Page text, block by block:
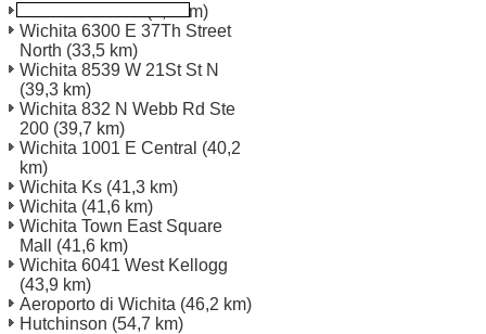
(5,4 km)
Wichita 6300 E 37Th Street
North (33,5 km)
Wichita 8539 W 21St St N
(39,3 km)
Wichita 832 N Webb Rd Ste
200 (39,7 km)
Wichita 1001 E Central (40,2
km)
Wichita Ks (41,3 km)
Wichita (41,6 km)
Wichita Town East Square
Mall
(41,6 km)
Wichita 6041 West Kellogg
(43,9 km)
Aeroporto di Wichita (46,2 km)
Hutchinson (54,7 km)